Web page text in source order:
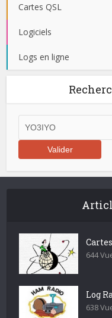
Cartes QSL
Logiciels
Logs en ligne
644
Log
638